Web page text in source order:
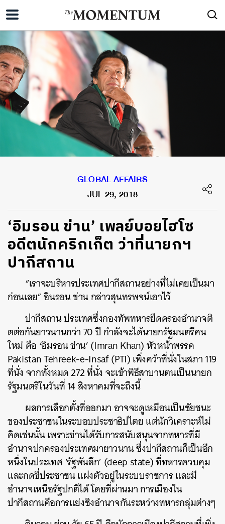
GLOBAL AFFAIRS
JUL 29, 2018
‘อิมรอน ข่าน’ เพลย์บอยไฮโซ
อดีตนักคริกเก็ต ว่าที่นายกฯ
ปากีสถาน
“เราจะบริหารประเทศปากีสถานอย่างที่ไม่เคยเป็นมา
ก่อนเลย” อินรอน ข่าน กล่าวสุนทรพจน์เอาไว้
ปากีสถาน ประเทศซึ่งกองทัพทหารยึดครองอำนาจติ
ตต่อกันยาวนานกว่า 70 ปี กำลังจะได้นายกรัฐมนตรีคน
ใหม่ คือ ‘อิมรอน ข่าน’ (Imran Khan) หัวหน้าพรรค
Pakistan Tehreek-e-Insaf (PTI) เพิ่งคว้าที่นั่งในสภา 119
ที่นั่ง จากทั้งหมด 272 ที่นั่ง จะเข้าพิธีสาบานตนเป็นนายก
รัฐมนตรีในวันที่ 14 สิงหาคมที่จะถึงนี้
ผลการเลือกตั้งที่ออกมา อาจจะดูเหมือนเป็นชัยชนะ
ของประชาชนในระบอบประชาธิปไตย แต่นักวิเคราะห์ไม่
คิดเช่นนั้น เพราะข่านได้รับการสนับสนุนจากทหารที่มี
อำนาจปกครองประเทศมายาวนาน ซึ่งปากีสถานก็เป็นอีก
หนึ่งในประเทศ ‘รัฐพันลึก’ (deep state) ที่ทหารควบคุม
และกดขี่ประชาชน แฝงตัวอยู่ในระบบราชการ และมี
อำนาจเหนือรัฐปกติได้ โดยที่ผ่านมา การเมืองใน
ปากีสถานคือการแย่งชิงอำนาจกันระหว่างทหารกลุ่มต่างๆ